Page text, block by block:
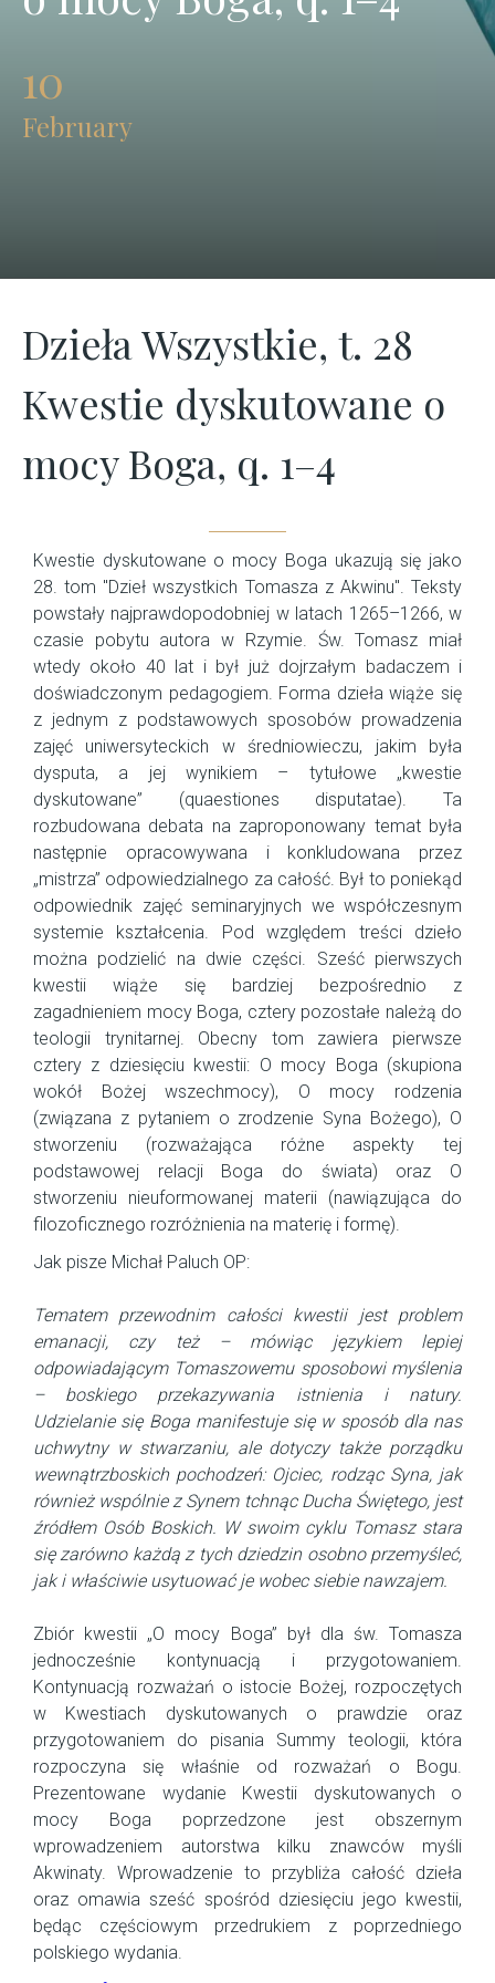
q.
|
Opera
Omnia
10
February
Dzieła Wszystkie, t. 28
Kwestie dyskutowane o
mocy Boga, q. 1–4
Kwestie dyskutowane o mocy Boga ukazują się jako
28. tom "Dzieł wszystkich Tomasza z Akwinu". Teksty
powstały najprawdopodobniej w latach 1265–1266, w
czasie pobytu autora w Rzymie. Św. Tomasz miał
wtedy około 40 lat i był już dojrzałym badaczem i
doświadczonym pedagogiem. Forma dzieła wiąże się
z jednym z podstawowych sposobów prowadzenia
zajęć uniwersyteckich w średniowieczu, jakim była
dysputa, a jej wynikiem – tytułowe „kwestie
dyskutowane” (quaestiones disputatae). Ta
rozbudowana debata na zaproponowany temat była
następnie opracowywana i konkludowana przez
„mistrza” odpowiedzialnego za całość. Był to poniekąd
odpowiednik zajęć seminaryjnych we współczesnym
systemie kształcenia. Pod względem treści dzieło
można podzielić na dwie części. Sześć pierwszych
kwestii wiąże się bardziej bezpośrednio z
zagadnieniem mocy Boga, cztery pozostałe należą do
teologii trynitarnej. Obecny tom zawiera pierwsze
cztery z dziesięciu kwestii: O mocy Boga (skupiona
wokół Bożej wszechmocy), O mocy rodzenia
(związana z pytaniem o zrodzenie Syna Bożego), O
stworzeniu (rozważająca różne aspekty tej
podstawowej relacji Boga do świata) oraz O
stworzeniu nieuformowanej materii (nawiązująca do
filozoficznego rozróżnienia na materię i formę).
Jak pisze Michał Paluch OP:
Tematem przewodnim całości kwestii jest problem
emanacji, czy też – mówiąc językiem lepiej
odpowiadającym Tomaszowemu sposobowi myślenia
– boskiego przekazywania istnienia i natury.
Udzielanie się Boga manifestuje się w sposób dla nas
uchwytny w stwarzaniu, ale dotyczy także porządku
wewnątrzboskich pochodzeń: Ojciec, rodząc Syna, jak
również wspólnie z Synem tchnąc Ducha Świętego, jest
źródłem Osób Boskich. W swoim cyklu Tomasz stara
się zarówno każdą z tych dziedzin osobno przemyśleć,
jak i właściwie usytuować je wobec siebie nawzajem.
Zbiór kwestii „O mocy Boga” był dla św. Tomasza
jednocześnie kontynuacją i przygotowaniem.
Kontynuacją rozważań o istocie Bożej, rozpoczętych
w Kwestiach dyskutowanych o prawdzie oraz
przygotowaniem do pisania Summy teologii, która
rozpoczyna się właśnie od rozważań o Bogu.
Prezentowane wydanie Kwestii dyskutowanych o
mocy Boga poprzedzone jest obszernym
wprowadzeniem autorstwa kilku znawców myśli
Akwinaty. Wprowadzenie to przybliża całość dzieła
oraz omawia sześć spośród dziesięciu jego kwestii,
będąc częściowym przedrukiem z poprzedniego
polskiego wydania.